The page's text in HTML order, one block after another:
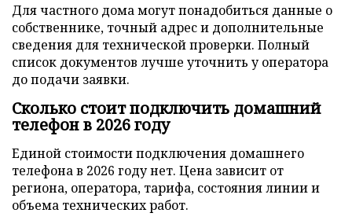
Для частного дома могут понадобиться данные о
собственнике, точный адрес и дополнительные
сведения для технической проверки. Полный
список документов лучше уточнить у оператора
до подачи заявки.
Сколько стоит подключить домашний
телефон в 2026 году
Единой стоимости подключения домашнего
телефона в 2026 году нет. Цена зависит от
региона, оператора, тарифа, состояния линии и
объема технических работ.